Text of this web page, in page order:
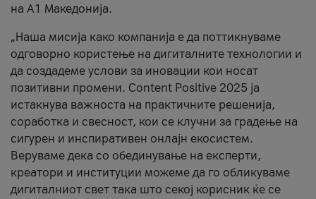
на А1 Македонија.
„Наша мисија како компанија е да поттикнуваме
одговорно користење на дигиталните технологии и
да создадеме услови за иновации кои носат
позитивни промени. Content Positive 2025 ја
истакнува важноста на практичните решенија,
соработка и свесност, кои се клучни за градење на
сигурен и инспиративен онлајн екосистем.
Веруваме дека со обединување на експерти,
креатори и институции можеме да го обликуваме
дигиталниот свет така што секој корисник ќе се